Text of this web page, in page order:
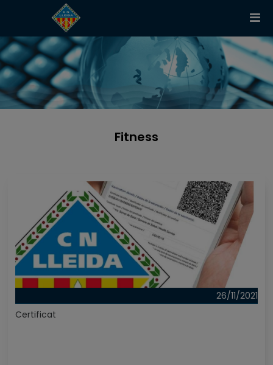
Fitness
26/11/2021
Certificat